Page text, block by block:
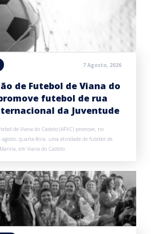
7 Agosto, 2026
de Futebol de Viana do
futebol de rua
da Juventude
de Viana do Castelo (AFVC) promove, no
agosto, quarta-feira, uma atividade de futebol de
em Viana do Castelo.